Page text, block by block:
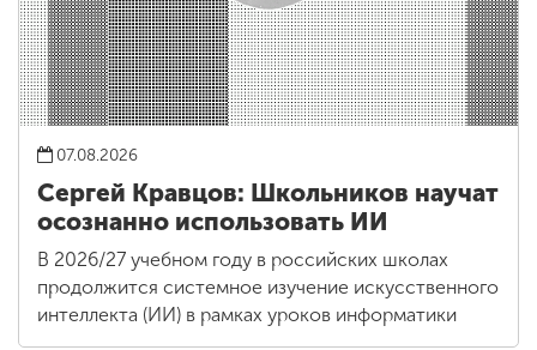
07.08.2026
Сергей Кравцов: Школьников научат
осознанно использовать ИИ
В 2026/27 учебном году в российских школах
продолжится системное изучение искусственного
интеллекта (ИИ) в рамках уроков информатики